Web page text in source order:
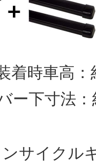
時車高
下寸法：
サイクル